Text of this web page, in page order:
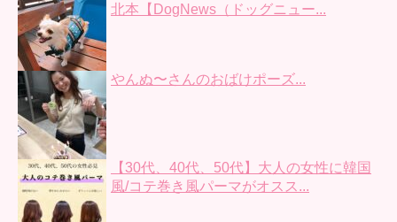
北本【DogNews（ドッグニュー...
やんぬ〜さんのおばけポーズ...
【30代、40代、50代】大人の女性に韓国
風/コテ巻き風パーマがオスス...